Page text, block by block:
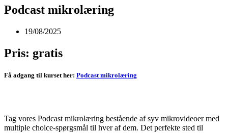
Podcast mikrolæring
19/08/2025
Pris: gratis
Få adgang til kurset her: Podcast mikrolæring
Tag vores Podcast mikrolæring bestående af syv mikrovideoer med
multiple choice-spørgsmål til hver af dem. Det perfekte sted til